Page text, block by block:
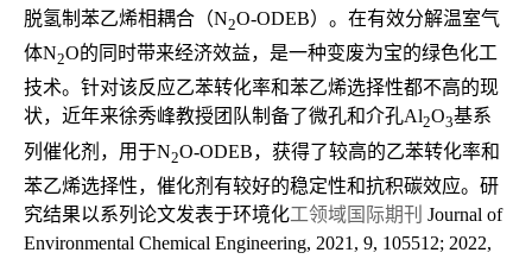
脱氢制苯乙烯相耦合 （N2O-ODEB） 。在有效分解温室气
体N2O的同时带来经济效益，是一种变废为宝的绿色化工
技术。 针对该反应乙苯转化率和苯乙烯选择性都不高的现
状，近年来徐秀峰教授团队制备了微孔和介孔Al2O3基系
列催化剂，用于N2O-ODEB，获得了较高的乙苯转化率和
苯乙烯选择性，催化剂有较好的稳定性和抗积碳效应。研
究结果以系列论文发表于环境化工领域国际期刊 Journal of
Environmental Chemical Engineering, 2021, 9, 105512; 2022,